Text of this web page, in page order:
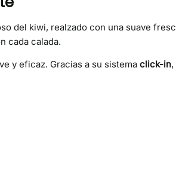
del kiwi, realzado con una suave
cada calada.
y eficaz. Gracias a su sistema click-in,